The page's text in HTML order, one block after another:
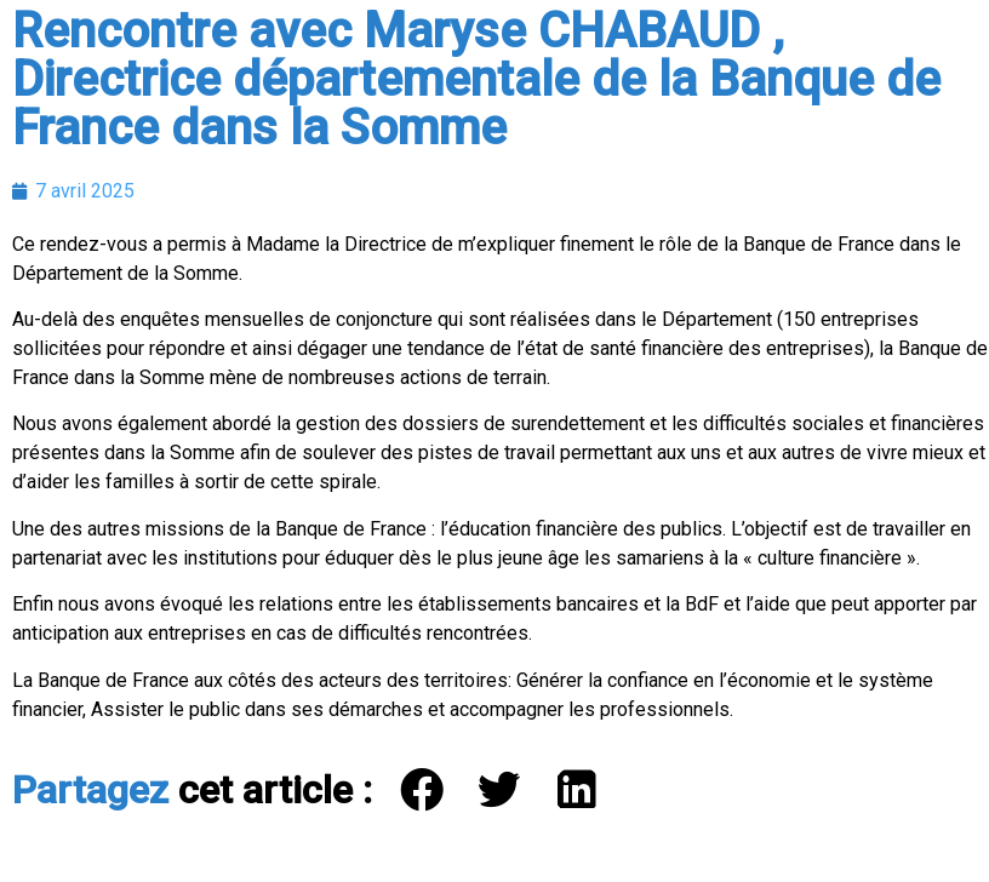
Rencontre avec Maryse CHABAUD ,
Directrice départementale de la Banque de
France dans la Somme
7 avril 2025
Ce rendez-vous a permis à Madame la Directrice de m’expliquer finement le rôle de la Banque de France dans le
Département de la Somme.
Au-delà des enquêtes mensuelles de conjoncture qui sont réalisées dans le Département (150 entreprises
sollicitées pour répondre et ainsi dégager une tendance de l’état de santé financière des entreprises), la Banque de
France dans la Somme mène de nombreuses actions de terrain.
Nous avons également abordé la gestion des dossiers de surendettement et les difficultés sociales et financières
présentes dans la Somme afin de soulever des pistes de travail permettant aux uns et aux autres de vivre mieux et
d’aider les familles à sortir de cette spirale.
Une des autres missions de la Banque de France : l’éducation financière des publics. L’objectif est de travailler en
partenariat avec les institutions pour éduquer dès le plus jeune âge les samariens à la « culture financière ».
Enfin nous avons évoqué les relations entre les établissements bancaires et la BdF et l’aide que peut apporter par
anticipation aux entreprises en cas de difficultés rencontrées.
La Banque de France aux côtés des acteurs des territoires: Générer la confiance en l’économie et le système
financier, Assister le public dans ses démarches et accompagner les professionnels.
Partagezcet article :